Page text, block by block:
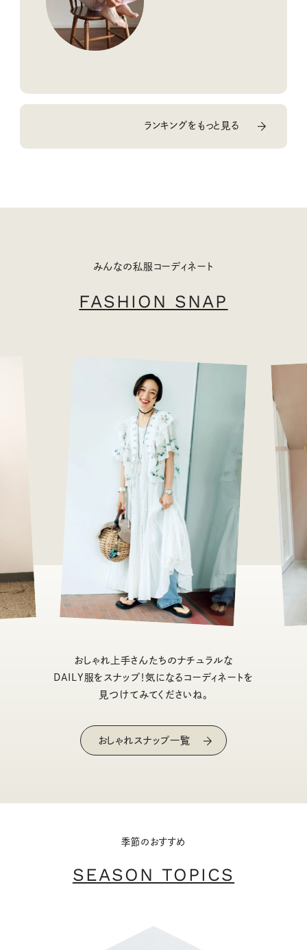
ランキングをもっと見る
みんなの私服コーディネート
FASHION SNAP
おしゃれ上手さんたちのナチュラルな
DAILY服をスナップ！気になるコーディネートを
見つけてみてくださいね。
おしゃれスナップ一覧
季節のおすすめ
SEASON TOPICS